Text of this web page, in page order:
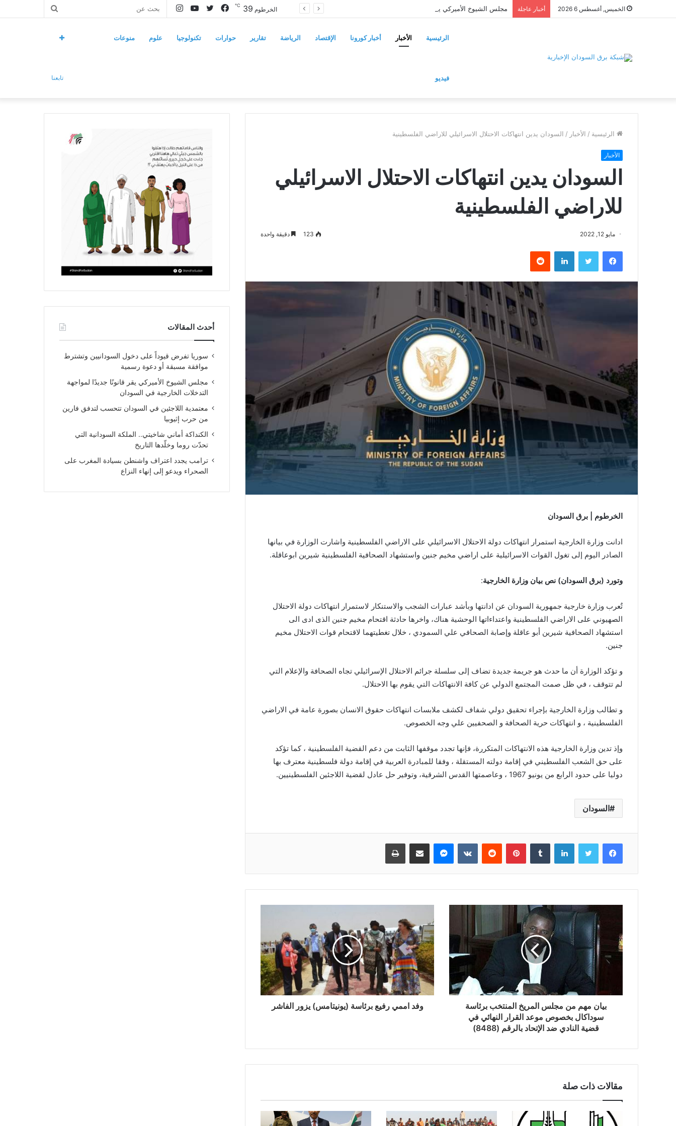
الخميس, أغسطس 6 2026 أخبار عاجلة
بحث
انستقراميوتيوبتويتر
فيسبوك الخرطوم 39
℃
الرئيسية الأخبار أخبار كورونا الإقتصاد الرياضة تقارير حوارات تكنولوجيا علوم منوعات
فيديو تابعنا
الرئيسية / الأخبار / السودان يدين انتهاكات الاحتلال الاسرائيلي للاراضي الفلسطينية
الأخبار
السودان يدين انتهاكات الاحتلال الاسرائيلي
للاراضي الفلسطينية
مايو 12, 2022 123 دقيقة واحدة
فيسبوك تويتر لينكدإن
الخرطوم | برق السودان
ادانت وزارة الخارجية استمرار انتهاكات دولة الاحتلال الاسرائيلي على الاراضي الفلسطينية واشارت الوزارة في بيانها
الصادر اليوم إلى تغول القوات الاسرائيلية على اراضي مخيم جنين واستشهاد الصحافية الفلسطينية شيرين ابوعاقلة.
وتورد (برق السودان) نص بيان وزارة الخارجية:
تٌعرب وزارة خارجية جمهورية السودان عن ادانتها وبأشد عبارات الشجب والاستنكار لاستمرار انتهاكات دولة الاحتلال
الصهيوني على الاراضي الفلسطينية واعتداءاتها الوحشية هناك، واخرها حادثة اقتحام مخيم جنين الذى ادى الى
استشهاد الصحافية شيرين أبو عاقلة وإصابة الصحافي علي السمودي ، خلال تغطيتهما لاقتحام قوات الاحتلال مخيم
جنين.
و تؤكد الوزارة أن ما حدث هو جريمة جديدة تضاف إلى سلسلة جرائم الاحتلال الإسرائيلي تجاه الصحافة والإعلام التي
لم تتوقف ، في ظل صمت المجتمع الدولي عن كافة الانتهاكات التي يقوم بها الاحتلال.
و تطالب وزارة الخارجية بإجراء تحقيق دولي شفاف لكشف ملابسات انتهاكات حقوق الانسان بصورة عامة في الاراضي
الفلسطينية ، و انتهاكات حرية الصحافة و الصحفيين علي وجه الخصوص.
وإذ تدين وزارة الخارجية هذه الانتهاكات المتكررة، فإنها تجدد موقفها الثابت من دعم القضية الفلسطينية ، كما تؤكد
على حق الشعب الفلسطيني في إقامة دولته المستقلة ، وفقا للمبادرة العربية في إقامة دولة فلسطينية معترف بها
دوليا على حدود الرابع من يونيو 1967 ، وعاصمتها القدس الشرقية، وتوفير حل عادل لقضية اللاجئين الفلسطينيين.
السودان
فيسبوك تويتر لينكدإن بينتيريست ماسنجر مشاركة عبر البريد طباعة
بيان مهم من مجلس المريخ المنتخب برئاسة
سوداكال بخصوص موعد القرار النهائي في
قضية النادي ضد الإتحاد بالرقم (8488)
وفد اممي رفيع برئاسة (يونيتامس) يزور الفاشر
مقالات ذات صلة
أحدث المقالات
سوريا تفرض قيوداً على دخول السودانيين وتشترط
موافقة مسبقة أو دعوة رسمية
مجلس الشيوخ الأميركي يقر قانونًا جديدًا لمواجهة
التدخلات الخارجية في السودان
معتمدية اللاجئين في السودان تتحسب لتدفق فارين
من حرب إثيوبيا
الكنداكة أماني شاخيتي.. الملكة السودانية التي
تحدّت روما وخلّدها التاريخ
ترامب يجدد اعتراف واشنطن بسيادة المغرب على
الصحراء ويدعو إلى إنهاء النزاع